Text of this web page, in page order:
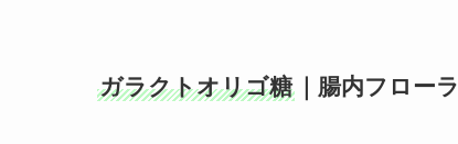
ガラクトオリゴ糖 ｜腸内フロー